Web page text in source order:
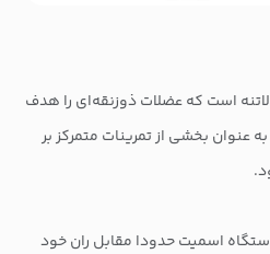
است که عضلات ذوزنقه‌ای را هدف
عنوان بخشی از تمرینات متمرکز بر
اسمیت حدودا مقابل ران خود